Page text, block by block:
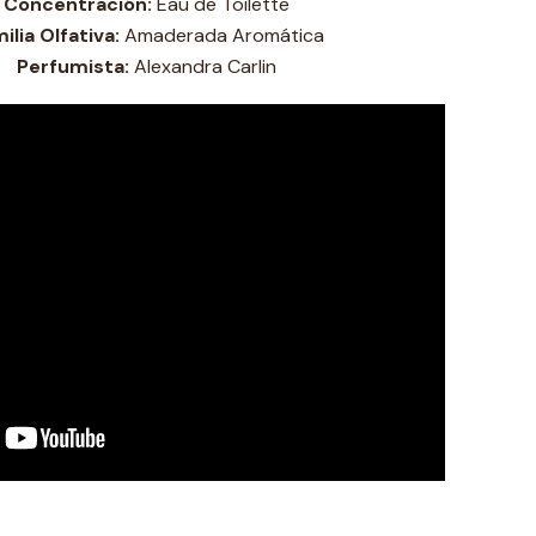
Olfativa: Amaderada Aromática
Perfumista: Alexandra Carlin